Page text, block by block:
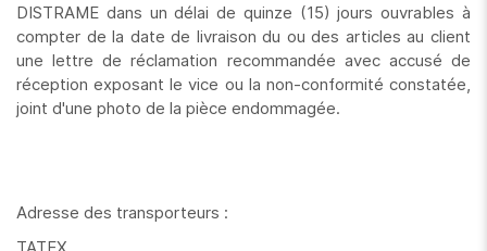
DISTRAME dans un délai de quinze (15) jours ouvrables à
compter de la date de livraison du ou des articles au client
une lettre de réclamation recommandée avec accusé de
réception exposant le vice ou la non-conformité constatée,
joint d'une photo de la pièce endommagée.
Adresse des transporteurs :